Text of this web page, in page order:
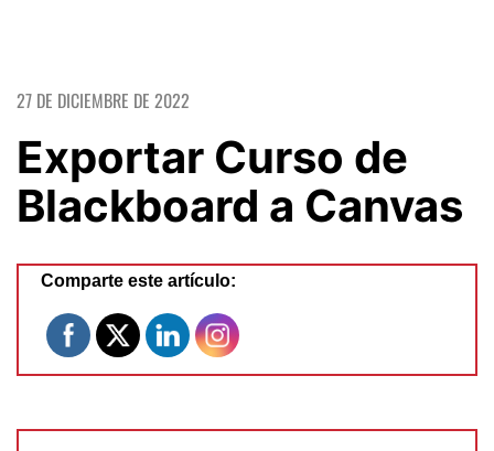
27 DE DICIEMBRE DE 2022
Exportar Curso de
Blackboard a Canvas
Comparte este artículo: